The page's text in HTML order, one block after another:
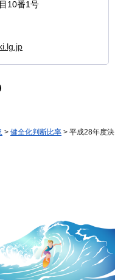
10番1号
> 健全化判断比率 > 平成28年度決